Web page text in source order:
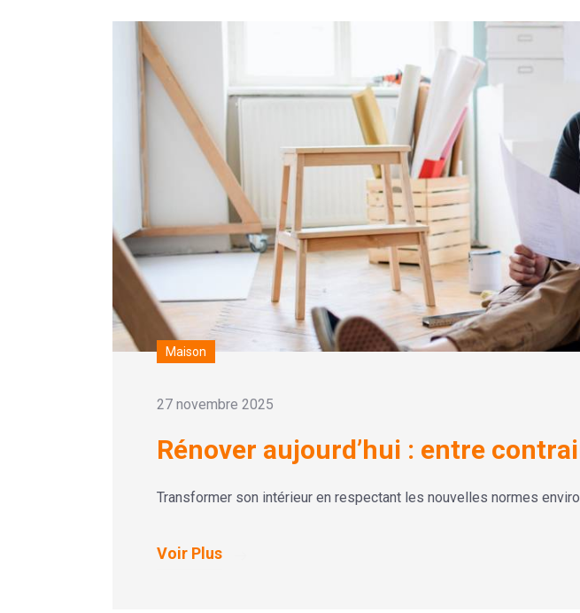
Maison
27 novembre 2025
Rénover aujourd’hui : entre
Transformer son intérieur en respectant les nouvelles normes
Voir Plus